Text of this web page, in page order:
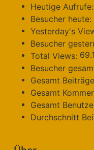
Heutige Aufrufe:
Besucher heute:
Yesterday's
Besucher
Total Views:
Besucher
Gesamt
Gesamt
Gesamt
Durchschnitt